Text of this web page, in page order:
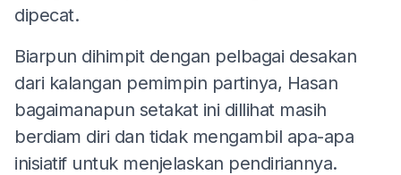
dipecat.
Biarpun dihimpit dengan pelbagai desakan
dari kalangan pemimpin partinya, Hasan
bagaimanapun setakat ini dillihat masih
berdiam diri dan tidak mengambil apa-apa
inisiatif untuk menjelaskan pendiriannya.